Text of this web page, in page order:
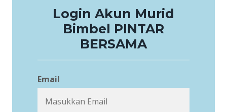
Login Akun Murid
Bimbel PINTAR
BERSAMA
Email